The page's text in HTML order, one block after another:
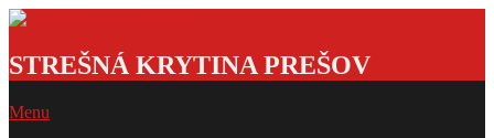
Skip
content
krytina
GSDOM
STREŠNÁ KRYTINA PREŠOV
Primary
Menu